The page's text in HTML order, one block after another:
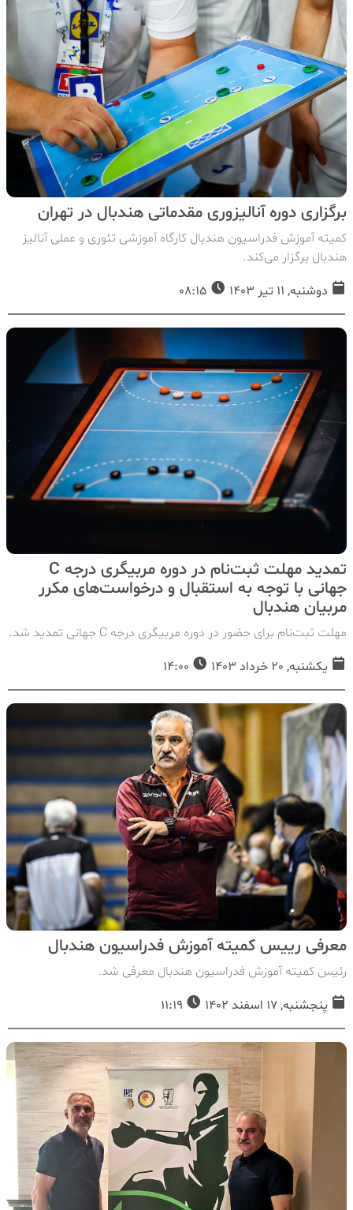
برگزاری دوره آنالیزوری مقدماتی هندبال در تهران
کمیته آموزش فدراسیون هندبال کارگاه آموزشی تئوری و عملی آنالیز
هندبال برگزار می‌کند.
دوشنبه, 11 تیر 1403
تمدید مهلت ثبت‌نام در دوره مربیگری درجه C
جهانی با توجه به استقبال و درخواست‌های مكرر
مربیان هندبال
مهلت ثبت‌نام برای حضور در دوره مربیگری درجه C جهانی تمدید شد.
یکشنبه, 20 خرداد 1403
معرفی رییس کمیته آموزش فدراسیون هندبال
رئیس کمیته آموزش فدراسیون هندبال معرفی شد.
پنجشنبه, 17 اسفند 1402